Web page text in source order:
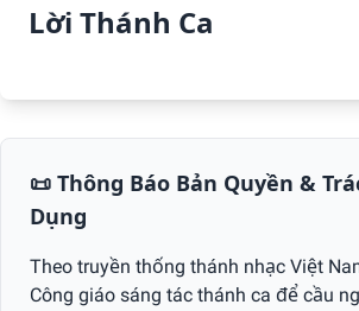
Lời Thánh Ca
📜 Thông Báo Bản Quyền &
Dụng
Theo truyền thống thánh nhạc Việt
Công giáo sáng tác thánh ca để cầu